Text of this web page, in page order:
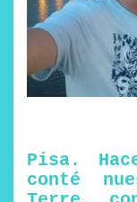
Pisa.
conté